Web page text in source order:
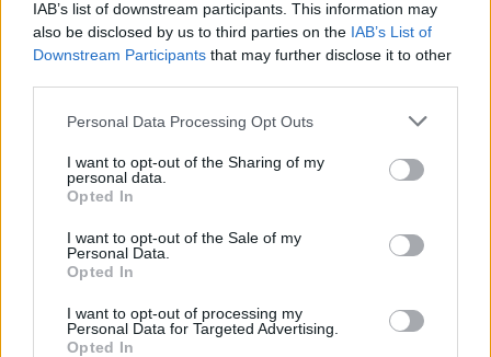
IAB’s list of downstream participants. This information may
also be disclosed by us to third parties on the IAB’s List of
Downstream Participants that may further disclose it to other
Personal Data Processing Opt Outs
I want to opt-out of the Sharing of my
personal data.
Opted In
I want to opt-out of the Sale of my
Personal Data.
Opted In
I want to opt-out of processing my
Personal Data for Targeted Advertising.
Opted In
1960
Übersicht
Im Jahre 1836 sagt sich Texas von Mexiko los und erklärt sich zur
Republik. Als der mexikanische Diktator mit einer Armee anrückt, um